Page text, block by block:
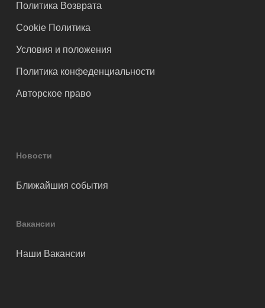
Политика Возврата
Cookie Политика
Условия и положения
Политика конфеденциальности
Авторское право
Новости
Ближайшия события
Вакансии
Наши Вакансии